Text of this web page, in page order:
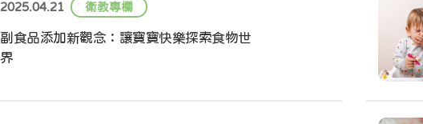
2025.04.21 衛教專欄
副食品添加新觀念：讓寶寶快樂探索食物世
界